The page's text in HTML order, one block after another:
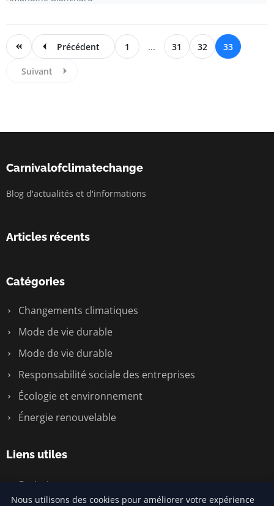
Précédent 1 ... 31 32 33
Suivant
Carnivalofclimatechange
Blog d'actualités et d'informations
Articles récents
Catégories
Changements climatiques
Mode de vie durable
Mode de vie durable
Responsabilité sociale des entreprises
Écologie et environnement
Énergie renouvelable
Liens utiles
Contact
Nous utilisons des cookies pour améliorer votre expérience